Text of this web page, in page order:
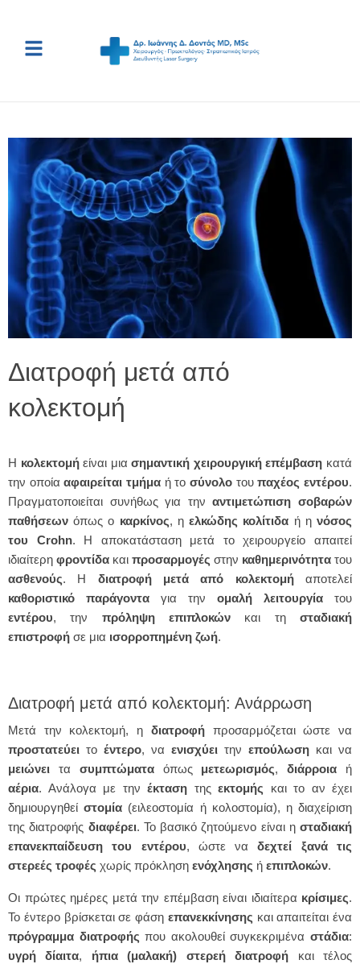
Διατροφή μετά από
κολεκτομή
Η κολεκτομήείναι μιασημαντική χειρουργική επέμβαση κατά
την οποίααφαιρείται τμήμα ή τοσύνολο τουπαχέος εντέρου.
Πραγματοποιείται συνήθως για τηναντιμετώπιση σοβαρών
παθήσεων όπως ο καρκίνος, ηελκώδης κολίτιδα ή ηνόσος
του Crohn. Η αποκατάσταση μετά το χειρουργείο απαιτεί
ιδιαίτερη φροντίδα και προσαρμογές στην καθημερινότητα του
ασθενούς. Η διατροφή μετά από κολεκτομήαποτελεί
καθοριστικό
παράγοντα για την ομαλή λειτουργία του
εντέρου, την πρόληψη επιπλοκών και τησταδιακή
επιστροφή σε μια ισορροπημένη ζωή.
Διατροφή μετά από κολεκτομή: Ανάρρωση
Μετά την κολεκτομή, η διατροφήπροσαρμόζεται ώστε να
προστατεύει το έντερο, να ενισχύει την επούλωση και να
μειώνει τα συμπτώματαόπως μετεωρισμός,διάρροια ή
αέρια. Ανάλογα με την έκταση της εκτομής και το αν έχει
δημιουργηθείστομία (ειλεοστομία ή κολοστομία), η διαχείριση
της διατροφής διαφέρει. Το βασικό ζητούμενο είναι η σταδιακή
επανεκπαίδευση του εντέρου, ώστε ναδεχτεί ξανά τις
στερεές τροφές χωρίς πρόκληση ενόχλησης ή επιπλοκών.
Οι πρώτες ημέρες μετά την επέμβαση είναι ιδιαίτερα κρίσιμες.
Το έντερο βρίσκεται σε φάση επανεκκίνησης και απαιτείται ένα
πρόγραμμα διατροφής που ακολουθεί συγκεκριμέναστάδια:
υγρή
δίαιτα, ήπια (μαλακή) στερεή διατροφή και τέλος